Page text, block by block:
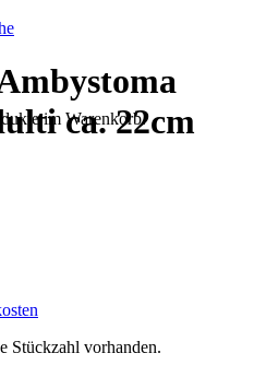
im Warenkorb.
ca. 22cm
Stückzahl vorhanden.